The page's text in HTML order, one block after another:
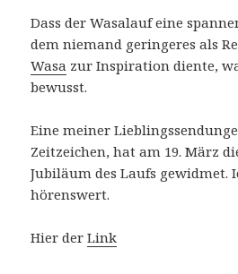
Dass der Wasalauf eine
dem niemand geringeres als
Wasa zur Inspiration diente,
bewusst.
Eine meiner
Zeitzeichen, hat am 19. März
Jubiläum des Laufs gewidmet.
hörenswert.
Hier derLink